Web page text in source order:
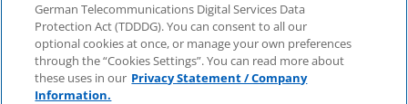
German Telecommunications Digital Services Data
Protection Act (TDDDG). You can consent to all our
optional cookies at once, or manage your own preferences
through the “Cookies Settings”. You can read more about
these uses in our Privacy Statement / Company
Information.